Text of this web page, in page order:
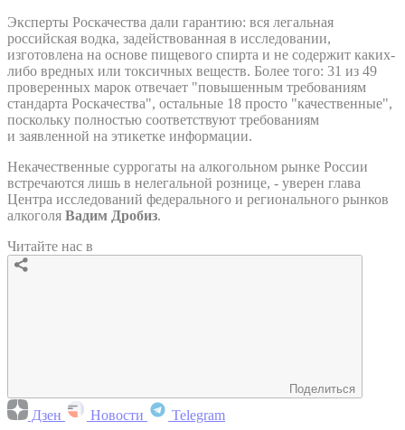
Эксперты Роскачества дали гарантию: вся легальная
российская водка, задействованная в исследовании,
изготовлена на основе пищевого спирта и не содержит каких-
либо вредных или токсичных веществ. Более того: 31 из 49
проверенных марок отвечает "повышенным требованиям
стандарта Роскачества", остальные 18 просто "качественные",
поскольку полностью соответствуют требованиям
и заявленной на этикетке информации.
Некачественные суррогаты на алкогольном рынке России
встречаются лишь в нелегальной рознице, - уверен глава
Центра исследований федерального и регионального рынков
алкоголя Вадим Дробиз.
Читайте нас в
Поделиться
Дзен Новости Telegram